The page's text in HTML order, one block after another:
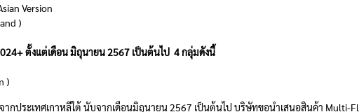
Version
)
ตั้งแต่เดือน มิถุนายน 2567 เป็นต้นไป 4 กลุ่มดังนี้
)
ะเทศเกาหลีใต้ นับจากเดือนมิถุนายน 2567 เป็นต้นไป บริษัทขอนำเสนอสินค้า Multi-